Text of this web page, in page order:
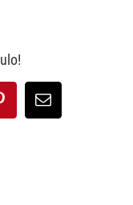
Correo
electrónico